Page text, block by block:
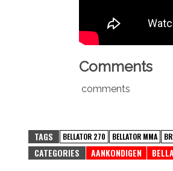
Comments
comments
TAGS BELLATOR 270 BELLATOR MMA
CATEGORIES AANKONDIGEN